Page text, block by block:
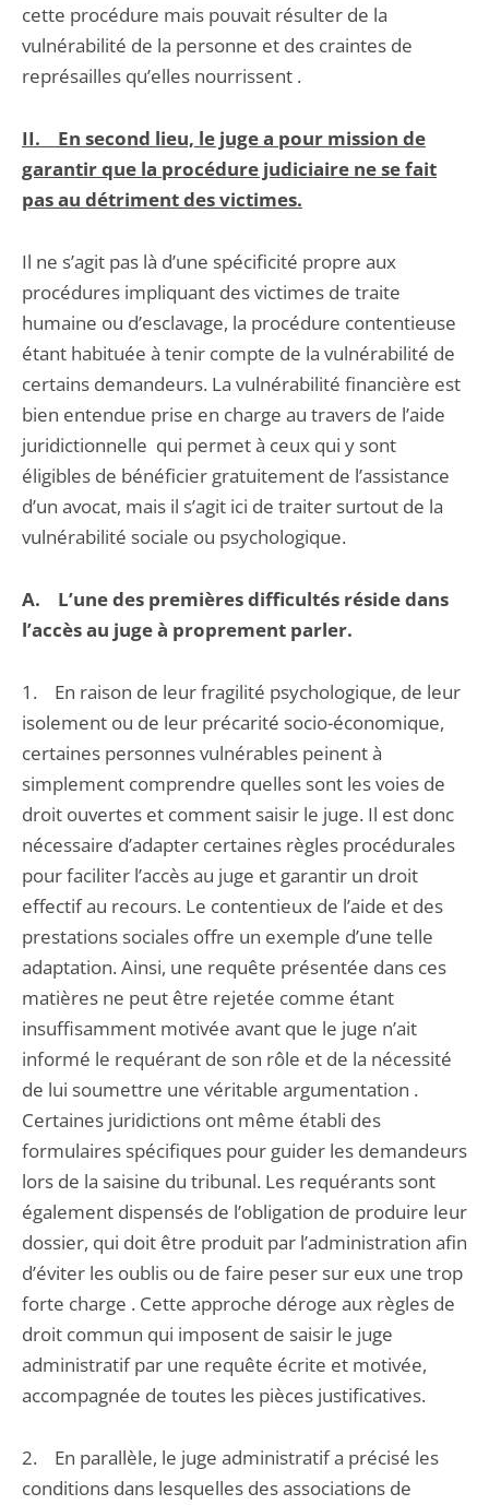
cette procédure mais pouvait résulter de la
vulnérabilité de la personne et des craintes de
représailles qu’elles nourrissent .
II. En second lieu, le juge a pour mission de
garantir que la procédure judiciaire ne se fait
pas au détriment des victimes.
Il ne s’agit pas là d’une spécificité propre aux
procédures impliquant des victimes de traite
humaine ou d’esclavage, la procédure contentieuse
étant habituée à tenir compte de la vulnérabilité de
certains demandeurs. La vulnérabilité financière est
bien entendue prise en charge au travers de l’aide
juridictionnelle qui permet à ceux qui y sont
éligibles de bénéficier gratuitement de l’assistance
d’un avocat, mais il s’agit ici de traiter surtout de la
vulnérabilité sociale ou psychologique.
A. L’une des premières difficultés réside dans
l’accès au juge à proprement parler.
1. En raison de leur fragilité psychologique, de leur
isolement ou de leur précarité socio-économique,
certaines personnes vulnérables peinent à
simplement comprendre quelles sont les voies de
droit ouvertes et comment saisir le juge. Il est donc
nécessaire d’adapter certaines règles procédurales
pour faciliter l’accès au juge et garantir un droit
effectif au recours. Le contentieux de l’aide et des
prestations sociales offre un exemple d’une telle
adaptation. Ainsi, une requête présentée dans ces
matières ne peut être rejetée comme étant
insuffisamment motivée avant que le juge n’ait
informé le requérant de son rôle et de la nécessité
de lui soumettre une véritable argumentation .
Certaines juridictions ont même établi des
formulaires spécifiques pour guider les demandeurs
lors de la saisine du tribunal. Les requérants sont
également dispensés de l’obligation de produire leur
dossier, qui doit être produit par l’administration afin
d’éviter les oublis ou de faire peser sur eux une trop
forte charge . Cette approche déroge aux règles de
droit commun qui imposent de saisir le juge
administratif par une requête écrite et motivée,
accompagnée de toutes les pièces justificatives.
2. En parallèle, le juge administratif a précisé les
conditions dans lesquelles des associations de